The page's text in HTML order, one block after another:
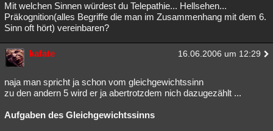
Mit welchen Sinnen würdest du Telepathie... Hellsehen...
Präkognition(alles Begriffe die man im Zusammenhang mit dem 6.
Sinn oft hört) vereinbaren?
kafate 16.06.2006 um 12:29
naja man spricht ja schon vom gleichgewichtssinn
zu den andern 5 wird er ja abertrotzdem nich dazugezählt ...
Aufgaben des Gleichgewichtssinns